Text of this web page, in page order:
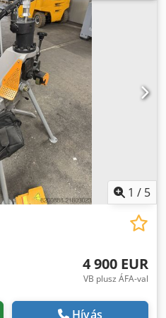
1 / 5
4 900 EUR
VB plusz ÁFA-val
Hívás